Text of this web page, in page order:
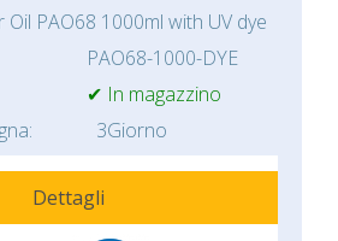
PAO68 1000ml with UV dye
PAO68-1000-DYE
✔ In magazzino
3Giorno
Dettagli